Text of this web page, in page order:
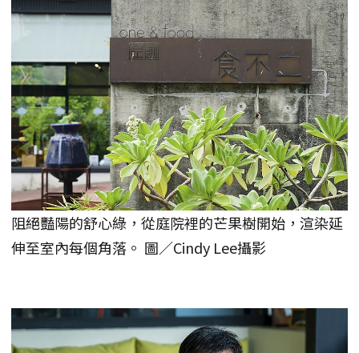
阻絕豔陽的舒心綠，從庭院裡的芒果樹開始，渲染延
伸至室內每個角落。 圖／Cindy Lee攝影